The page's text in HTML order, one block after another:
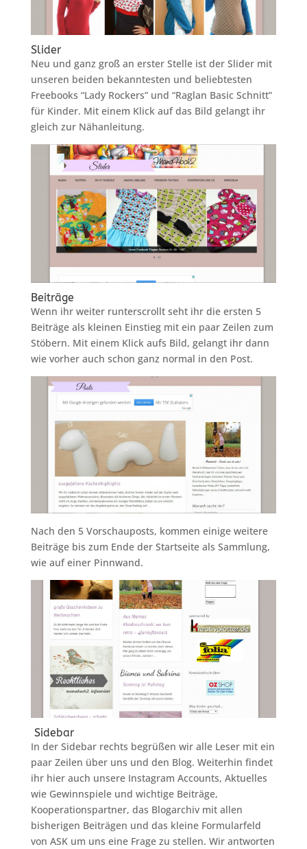
Slider
Neu und ganz groß an erster Stelle ist der Slider mit
unseren beiden bekanntesten und beliebtesten
Freebooks “Lady Rockers” und “Raglan Basic Schnitt”
für Kinder. Mit einem Klick auf das Bild gelangt ihr
gleich zur Nähanleitung.
Beiträge
Wenn ihr weiter runterscrollt seht ihr die ersten 5
Beiträge als kleinen Einstieg mit ein paar Zeilen zum
Stöbern. Mit einem Klick aufs Bild, gelangt ihr dann
wie vorher auch schon ganz normal in den Post.
Nach den 5 Vorschauposts, kommen einige weitere
Beiträge bis zum Ende der Startseite als Sammlung,
wie auf einer Pinnwand.
Sidebar
In der Sidebar rechts begrüßen wir alle Leser mit ein
paar Zeilen über uns und den Blog. Weiterhin findet
ihr hier auch unsere Instagram Accounts, Aktuelles
wie Gewinnspiele und wichtige Beiträge,
Kooperationspartner, das Blogarchiv mit allen
bisherigen Beiträgen und das kleine Formularfeld
von ASK um uns eine Frage zu stellen. Wir antworten